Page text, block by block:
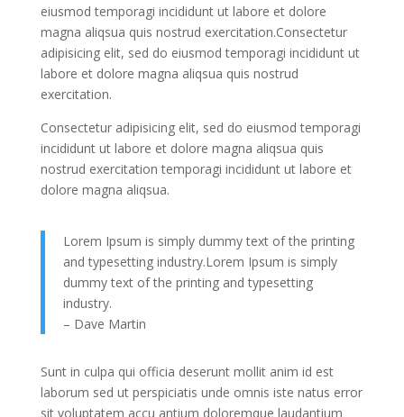
eiusmod temporagi incididunt ut labore et dolore
magna aliqsua quis nostrud exercitation.Consectetur
adipisicing elit, sed do eiusmod temporagi incididunt ut
labore et dolore magna aliqsua quis nostrud
exercitation.
Consectetur adipisicing elit, sed do eiusmod temporagi
incididunt ut labore et dolore magna aliqsua quis
nostrud exercitation temporagi incididunt ut labore et
dolore magna aliqsua.
Lorem Ipsum is simply dummy text of the printing
and typesetting industry.Lorem Ipsum is simply
dummy text of the printing and typesetting
industry.
– Dave Martin
Sunt in culpa qui officia deserunt mollit anim id est
laborum sed ut perspiciatis unde omnis iste natus error
sit voluptatem accu antium doloremque laudantium